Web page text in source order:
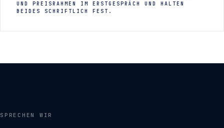
UND PREISRAHMEN IM ERSTGESPRÄCH UND HALTEN
BEIDES SCHRIFTLICH FEST.
SPRECHEN WIR